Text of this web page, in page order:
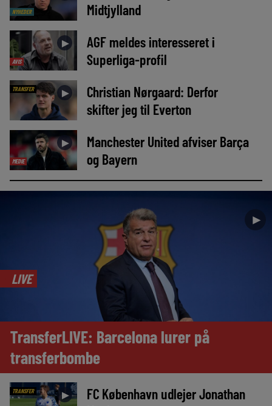
NYHEDER
Midtjylland
AVIS
►
AGF meldes interesseret i
Superliga-profil
TRANSFER ►
Christian Nørgaard: Derfor
skifter jeg til Everton
MEDIE
►
Manchester United afviser Barça
og Bayern
►
LIVE
TransferLIVE: Barcelona lurer på
transferbombe
TRANSFER ►
FC København udlejer Jonathan